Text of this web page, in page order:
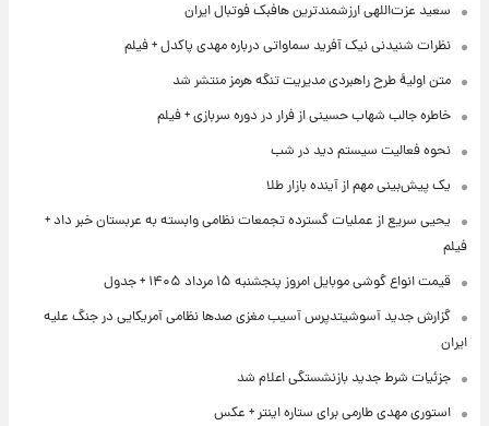
سعید عزت‌اللهی ارزشمندترین هافبک فوتبال ایران
نظرات شنیدنی نیک آفرید سماواتی درباره مهدی پاکدل + فیلم
متن اولیۀ طرح راهبردی مدیریت تنگه هرمز منتشر شد
خاطره جالب شهاب حسینی از فرار در دوره سربازی + فیلم
نحوه فعالیت سیستم دید در شب
یک پیش‌بینی مهم از آینده بازار طلا
یحیی سریع از عملیات گسترده تجمعات نظامی وابسته به عربستان خبر داد +
فیلم
قیمت انواع گوشی موبایل امروز پنجشنبه ۱۵ مرداد ۱۴۰۵ + جدول
گزارش جدید آسوشیتدپرس آسیب مغزی صدها نظامی آمریکایی در جنگ علیه
ایران
جزئیات شرط جدید بازنشستگی اعلام شد
استوری مهدی طارمی برای ستاره اینتر + عکس